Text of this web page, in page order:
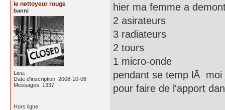
le nettoyeur rouge
banni
Lieu:
Date d'inscription: 2008-10-06
Messages: 1337
hier ma femme a
2 asirateurs
3 radiateurs
2 tours
1 micro-onde
pendant se temp lÃ moi
pour faire de l'apport
Hors ligne